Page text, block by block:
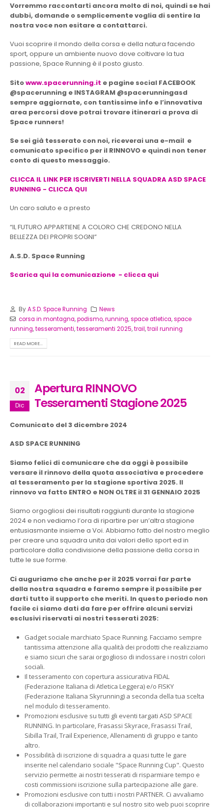
Vorremmo raccontarti ancora molto di noi, quindi se hai
dubbi, domande o semplicemente voglia di sentire la
nostra voce non esitare a contattarci.
Vuoi scoprire il mondo della corsa e della natura facendo
sport, oppure un ambiente nuovo dove coltivare la tua
passione, Space Running è il posto giusto.
Sitowww.spacerunning.it e pagine social FACEBOOK
@spacerunning e INSTAGRAM @spacerunningasd
sempre aggiornate, con tantissime info e l’innovativa
area percorsi dove potrai trovare itinerari a prova di
Space runners!
Se sei già tesserato con noi, riceverai una e-mail e
comunicato specifico per il RINNOVO e quindi non tener
conto di questo messaggio.
CLICCA IL LINK PER ISCRIVERTI NELLA SQUADRA ASD SPACE
RUNNING - CLICCA QUI
Un caro saluto e a presto
“IL FUTURO APPARTIENE A COLORO CHE CREDONO NELLA
BELLEZZA DEI PROPRI SOGNI”
A.S.D. Space Running
Scarica qui la comunicazione - clicca qui
ByA.S.D. Space Running
News
corsa in montagna,podismo,running,space atletica,space
running,tesseramenti,tesseramenti 2025,trail,trail running
READ MORE...
02
Dic
Apertura RINNOVO
Tesseramenti Stagione 2025
Comunicato del 3 dicembre 2024
ASD SPACE RUNNING
Siamo felici di comunicare che da oggi è possibile
versare il rinnovo della quota associativa e procedere
al tesseramento per la stagione sportiva 2025. Il
rinnovo va fatto ENTRO e NON OLTRE il 31 GENNAIO 2025
Siamo orgogliosi dei risultati raggiunti durante la stagione
2024 e non vediamo l’ora di ripartire per un’altra stagione
entusiasmante insieme a Voi. Abbiamo fatto del nostro meglio
per creare una squadra unita dai valori dello sport ed in
particolare dalla condivisione della passione della corsa in
tutte le sue forme.
Ci auguriamo che anche per il 2025 vorrai far parte
della nostra squadra e faremo sempre il possibile per
darti tutto il supporto che meriti. In questo periodo non
facile ci siamo dati da fare per offrire alcuni servizi
esclusivi riservati ai nostri tesserati 2025:
Gadget sociale marchiato Space Running. Facciamo sempre
tantissima attenzione alla qualità dei prodotti che realizziamo
e siamo sicuri che sarai orgoglioso di indossare i nostri colori
sociali.
Il tesseramento con copertura assicurativa FIDAL
(Federazione Italiana di Atletica Leggera) e/o FISKY
(Federazione Italiana Skyrunning) a seconda della tua scelta
nel modulo di tesseramento.
Promozioni esclusive su tutti gli eventi targati ASD SPACE
RUNNING. In particolare, Frasassi Skyrace, Frasassi Trail,
Sibilla Trail, Trail Experience, Allenamenti di gruppo e tanto
altro.
Possibilità di iscrizione di squadra a quasi tutte le gare
inserite nel calendario sociale "Space Running Cup". Questo
servizio permette ai nostri tesserati di risparmiare tempo e
costi commissioni iscrizione sulla partecipazione alle gare.
Promozioni esclusive con tutti i nostri PARTNER. Ci avvaliamo
di collaborazioni importanti e sul nostro sito web puoi scoprire